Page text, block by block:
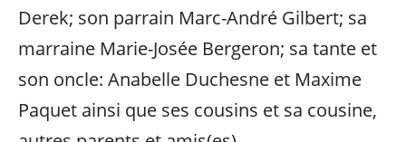
Derek; son parrain Marc-André Gilbert; sa
marraine Marie-Josée Bergeron; sa tante et
son oncle: Anabelle Duchesne et Maxime
Paquet ainsi que ses cousins et sa cousine,